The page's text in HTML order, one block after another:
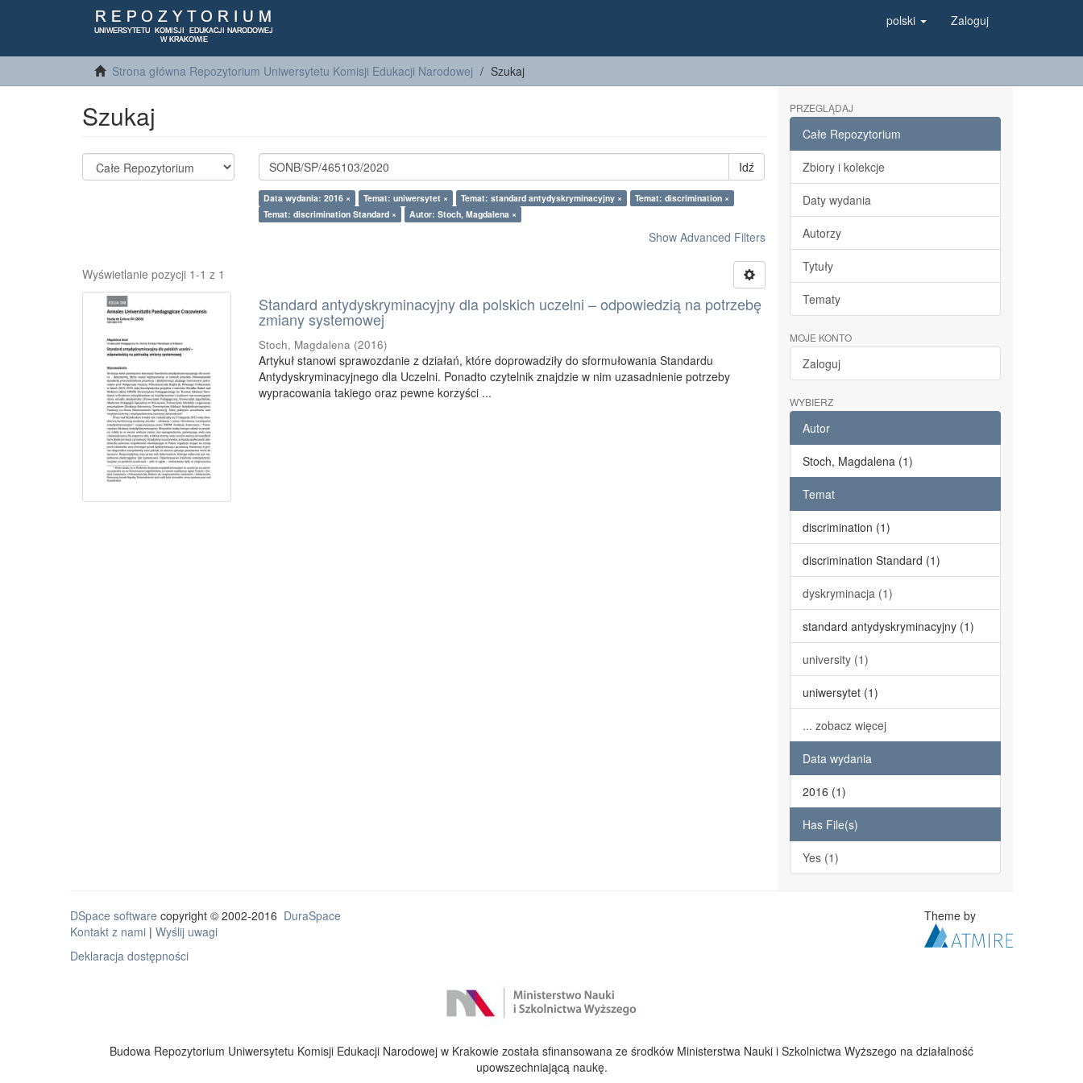
polski Zaloguj
Strona główna Repozytorium Uniwersytetu Komisji Edukacji Narodowej Szukaj
Szukaj
Idź
Data wydania: 2016 × Temat: uniwersytet × Temat: standard antydyskryminacyjny ×
Temat: discrimination ×
Temat: discrimination Standard ×
Autor: Stoch, Magdalena ×
Show Advanced Filters
Wyświetlanie pozycji 1-1 z 1
Standard antydyskryminacyjny dla polskich uczelni – odpowiedzią na potrzebę
zmiany systemowej
Stoch, Magdalena (2016)
Artykuł stanowi sprawozdanie z działań, które doprowadziły do sformułowania Standardu
Antydyskryminacyjnego dla Uczelni. Ponadto czytelnik znajdzie w nim uzasadnienie potrzeby
wypracowania takiego oraz pewne korzyści ...
PRZEGLĄDAJ
Całe Repozytorium
Zbiory i kolekcje
Daty wydania
Autorzy
Tytuły
Tematy
MOJE KONTO
Zaloguj
WYBIERZ
Autor
Stoch, Magdalena (1)
Temat
discrimination (1)
discrimination Standard (1)
dyskryminacja (1)
standard antydyskryminacyjny (1)
university (1)
uniwersytet (1)
... zobacz więcej
Data wydania
2016 (1)
Has File(s)
Yes (1)
DSpace software copyright © 2002-2016 DuraSpace
Kontakt z nami | Wyślij uwagi
Deklaracja dostępności
Theme by
Budowa Repozytorium Uniwersytetu Komisji Edukacji Narodowej w Krakowie została sfinansowana ze środków Ministerstwa Nauki i Szkolnictwa Wyższego na działalność
upowszechniającą naukę.